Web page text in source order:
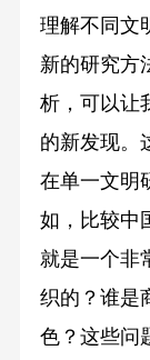
理解不同文
新的研究方
析，可以让
的新发现。
在单一文明
如，比较中
就是一个非
织的？谁是
色？这些问